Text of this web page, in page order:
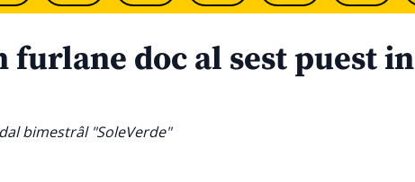
furlane doc al sest puest in
bimestrâl "SoleVerde"